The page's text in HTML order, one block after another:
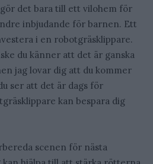
det bara till ett vilohem för
inbjudande för barnen. Ett
i en robotgräsklippare.
du känner att det är ganska
jag lovar dig att du kommer
ser att det är dags för
kan bespara dig
scenen för nästa